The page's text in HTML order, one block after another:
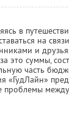
в
на
и
это суммы,
часть
«ГудЛайн»
проблемы